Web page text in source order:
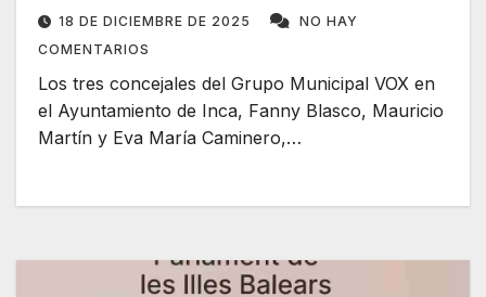
18 DE DICIEMBRE DE 2025
NO HAY
COMENTARIOS
Los tres concejales del Grupo Municipal VOX en
el Ayuntamiento de Inca, Fanny Blasco, Mauricio
Martín y Eva María Caminero,…